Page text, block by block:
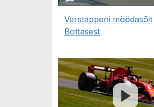
Verstappeni möödasõit
Bottasest